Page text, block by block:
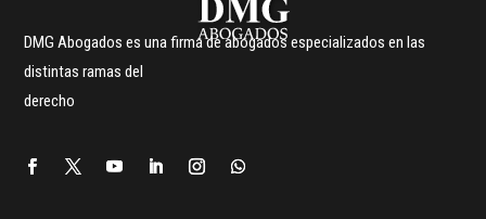
DMG Abogados es una firma de abogados especializados en las
distintas ramas del
derecho